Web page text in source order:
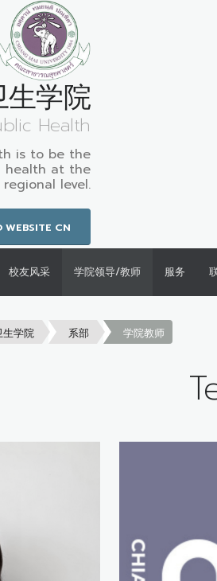
学院
Health
is to be the
health at the
regional level.
WEBSITE CN
校友风采 学院领导/教师 服务
生学院 系部 学院教师